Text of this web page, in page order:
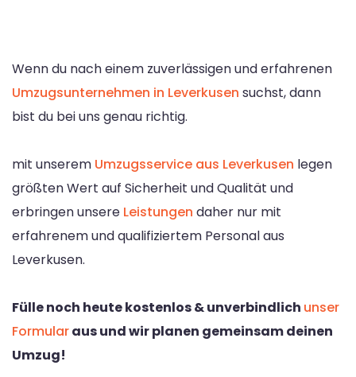
Wenn du nach einem zuverlässigen und erfahrenen
Umzugsunternehmen in Leverkusen suchst, dann
bist du bei uns genau richtig.
mit unserem Umzugsservice aus Leverkusen legen
größten Wert auf Sicherheit und Qualität und
erbringen unsere Leistungen daher nur mit
erfahrenem und qualifiziertem Personal aus
Leverkusen.
Fülle noch heute kostenlos & unverbindlich unser
Formularaus und wir planen gemeinsam deinen
Umzug!